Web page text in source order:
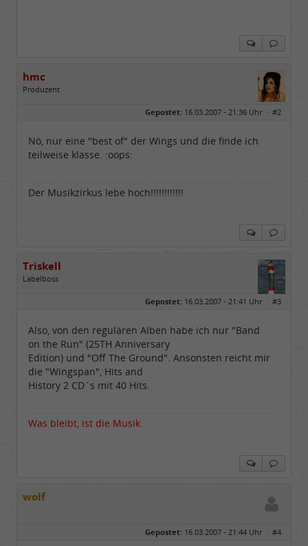
hmc
Produzent
Beiträge:
17571
Dabei seit:
04 / 2006
Gepostet: 16.03.2007 - 21:36 Uhr · #2
Nö, nur eine "best of" der Wings und die finde ich
teilweise klasse. :oops:
Der Musikzirkus lebe hoch!!!!!!!!!!!!
Triskell
Labelboss
Dabei seit:
04 / 2006
Gepostet: 16.03.2007 - 21:41 Uhr · #3
Also, von den regulären Alben habe ich nur "Band
on the Run" (25TH Anniversary
Edition) und "Off The Ground". Ansonsten reicht mir
die "Wingspan", Hits and
History 2 CD´s mit 40 Hits.
Was bleibt, ist die Musik.
wolf
Gepostet: 16.03.2007 - 21:44 Uhr · #4